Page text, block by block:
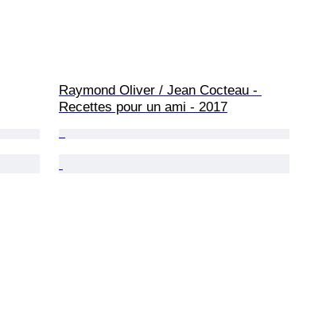
Raymond Oliver / Jean Cocteau -
Recettes pour un ami - 2017